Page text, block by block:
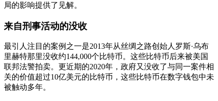
局的影响提供了见解。
来自刑事活动的没收
最引人注目的案例之一是2013年从丝绸之路创始人罗斯·乌布
里赫特那里没收约144,000个比特币。这些比特币后来被美国
联邦法警拍卖。更近期的2020年，政府又没收了与同一案件相
关的价值超过10亿美元的比特币，这些比特币在数字钱包中未
被触动多年。